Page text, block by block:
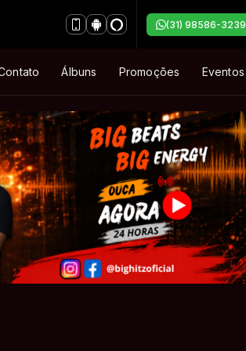
(31) 98586-3239
Álbuns Promoções Eventos